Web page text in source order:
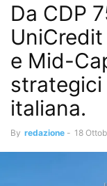
Da CDP
e Mid-
strategici
italiana.
By redazione - 18